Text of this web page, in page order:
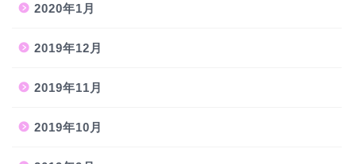
2020年1月
2019年12月
2019年11月
2019年10月